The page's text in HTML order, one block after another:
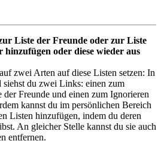
Liste der Freunde oder zur Liste
oder diese wieder aus
zwei Arten auf diese Listen setzen: In
du zwei Links: einen zum
Freunde und einen zum Ignorieren
kannst du im persönlichen Bereich
Listen hinzufügen, indem du deren
An gleicher Stelle kannst du sie auch
entfernen.